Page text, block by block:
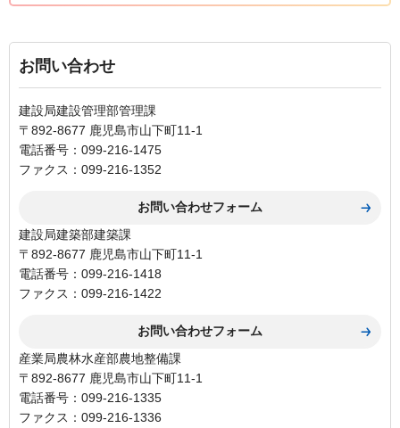
お問い合わせ
建設局建設管理部管理課
〒892-8677 鹿児島市山下町11-1
電話番号：099-216-1475
ファクス：099-216-1352
建設局建築部建築課
〒892-8677 鹿児島市山下町11-1
電話番号：099-216-1418
ファクス：099-216-1422
産業局農林水産部農地整備課
〒892-8677 鹿児島市山下町11-1
電話番号：099-216-1335
ファクス：099-216-1336